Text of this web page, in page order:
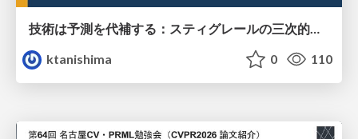
技術は予測を代補する：スティグレールの三次的記憶論と予測処理パラダイムの交差
ktanishima
0 110